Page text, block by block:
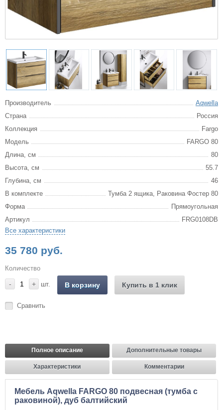
Производитель
Aqwella
Страна
Россия
Коллекция
Fargo
Модель
FARGO 80
Длина, см
80
Высота, см
55.7
Глубина, см
46
В комплекте
Тумба 2 ящика, Раковина Фостер 80
Форма
Прямоугольная
Артикул
FRG0108DB
Все характеристики
35 780 руб.
Количество
- + шт. В корзину Купить в 1 клик
Сравнить
Полное описание Дополнительные товары
Характеристики Комментарии
Мебель Aqwella FARGO 80 подвесная (тумба с
раковиной), дуб балтийский